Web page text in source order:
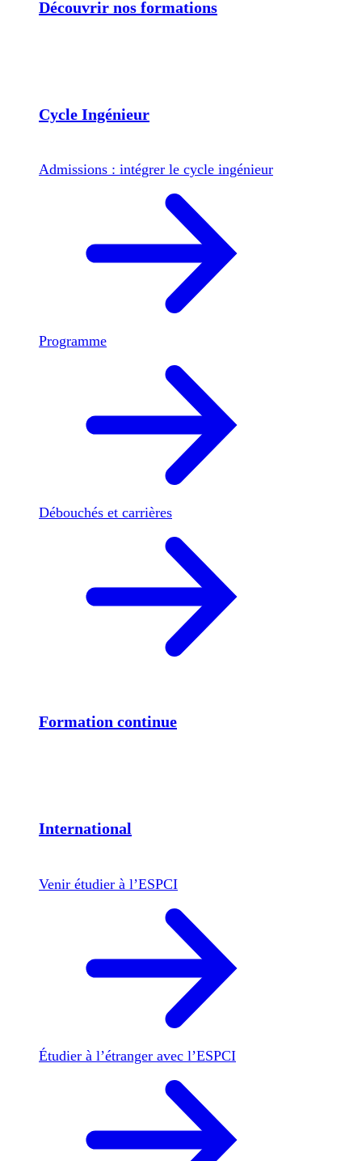
Découvrir nos formations
Cycle Ingénieur
Admissions : intégrer le cycle ingénieur
Programme
Débouchés et carrières
Formation continue
International
Venir étudier à l’ESPCI
Étudier à l’étranger avec l’ESPCI